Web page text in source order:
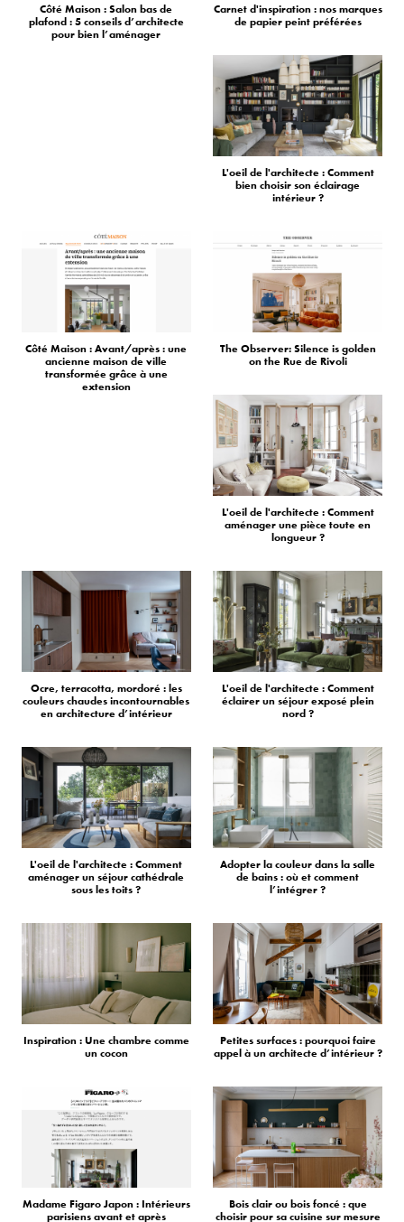
Côté Maison : Salon bas de
plafond : 5 conseils d’architecte
pour bien l’aménager
Carnet d'inspiration : nos marques
de papier peint préférées
L'oeil de l'architecte : Comment
bien choisir son éclairage
intérieur ?
Côté Maison : Avant/après : une
ancienne maison de ville
transformée grâce à une
extension
The Observer: Silence is golden
on the Rue de Rivoli
L'oeil de l'architecte : Comment
aménager une pièce toute en
longueur ?
Ocre, terracotta, mordoré : les
couleurs chaudes incontournables
en architecture d’intérieur
L'oeil de l'architecte : Comment
éclairer un séjour exposé plein
nord ?
L'oeil de l'architecte : Comment
aménager un séjour cathédrale
sous les toits ?
Adopter la couleur dans la salle
de bains : où et comment
l’intégrer ?
Inspiration : Une chambre comme
un cocon
Petites surfaces : pourquoi faire
appel à un architecte d’intérieur ?
Madame Figaro Japon : Intérieurs
parisiens avant et après
Bois clair ou bois foncé : que
choisir pour sa cuisine sur mesure